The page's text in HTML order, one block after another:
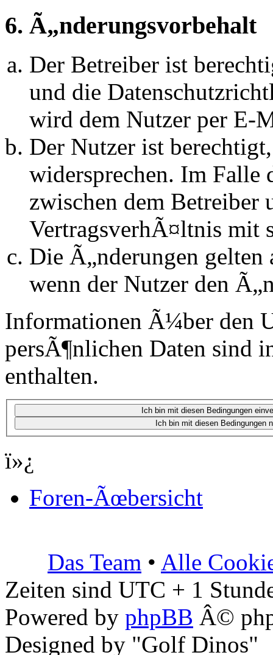
6. Ã„nderungsvorbehalt
Der Betreiber ist
und die
wird dem Nutzer per E-
Der Nutzer ist
widersprechen. Im Falle
zwischen dem Betreiber
VertragsverhÃ¤ltnis mit
Die Ã„nderungen
wenn der Nutzer den
Informationen Ã¼ber den
persÃ¶nlichen Daten sind
enthalten.
ï»¿
Foren-Ãœbersicht
Das Team • Alle
Zeiten sind UTC + 1
Powered by phpBB Â©
Designed by "Golf Dinos"